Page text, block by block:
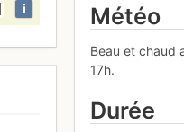
i Météo
Beau et chaud
17h.
Durée